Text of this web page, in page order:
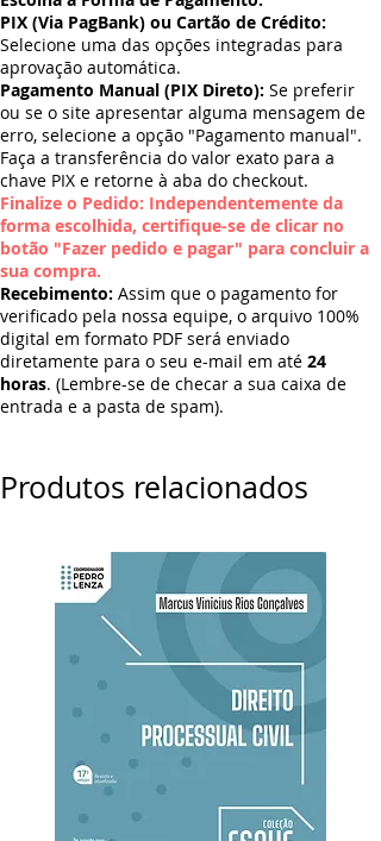
PIX (Via PagBank) ou Cartão de Crédito:
Selecione uma das opções integradas para
aprovação automática.
Pagamento Manual (PIX Direto): Se preferir
ou se o site apresentar alguma mensagem de
erro, selecione a opção "Pagamento manual".
Faça a transferência do valor exato para a
chave PIX e retorne à aba do checkout.
Finalize o Pedido: Independentemente da
forma escolhida, certifique-se de clicar no
botão "Fazer pedido e pagar" para concluir a
sua compra.
Recebimento: Assim que o pagamento for
verificado pela nossa equipe, o arquivo 100%
digital em formato PDF será enviado
diretamente para o seu e-mail em até 24
horas. (Lembre-se de checar a sua caixa de
entrada e a pasta de spam).
Produtos relacionados